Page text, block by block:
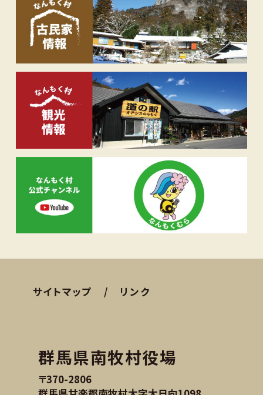
サイトマップ リンク
群馬県南牧村役場
〒370-2806